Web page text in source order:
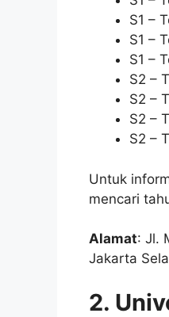
S1 –
S1 –
S1 –
S2 –
S2 –
S2 –
S2 –
Untuk
mencari
Alamat: Jl.
Jakarta
2.